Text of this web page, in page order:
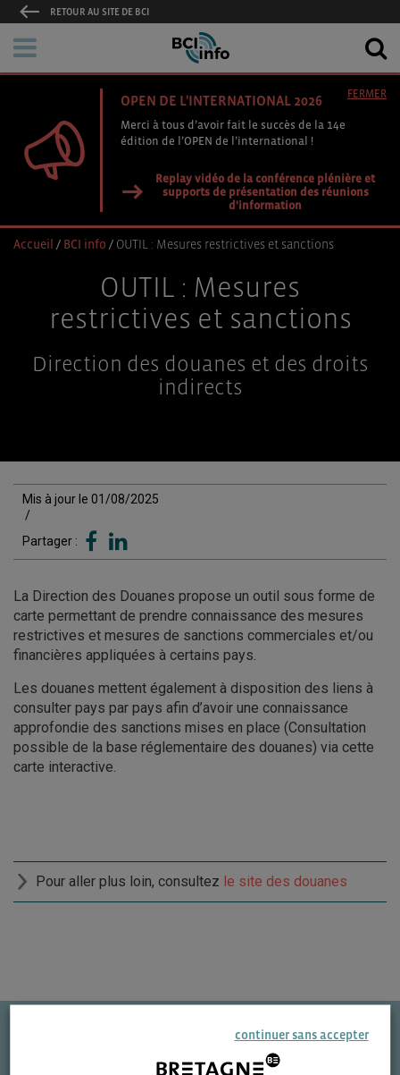
RETOUR AU SITE DE BCI
OPEN DE L'INTERNATIONAL 2026
Merci à tous d’avoir fait le succès de la 14e
édition de l’OPEN de l’international !
Replay vidéo de la conférence plénière et
supports de présentation des réunions
d'information
FERMER
Accueil / BCI info / OUTIL : Mesures restrictives et sanctions
OUTIL : Mesures
restrictives et sanctions
Direction des douanes et des droits
indirects
Mis à jour le 01/08/2025
/
Partager :
La Direction des Douanes propose un outil sous forme de
carte permettant de prendre connaissance des mesures
restrictives et mesures de sanctions commerciales et/ou
financières appliquées à certains pays.
Les douanes mettent également à disposition des liens à
consulter pays par pays afin d’avoir une connaissance
approfondie des sanctions mises en place (Consultation
possible de la base réglementaire des douanes) via cette
carte interactive.
Pour aller plus loin, consultez le site des douanes
Une question ?
continuer sans accepter